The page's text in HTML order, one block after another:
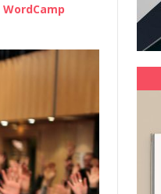
WordCamp